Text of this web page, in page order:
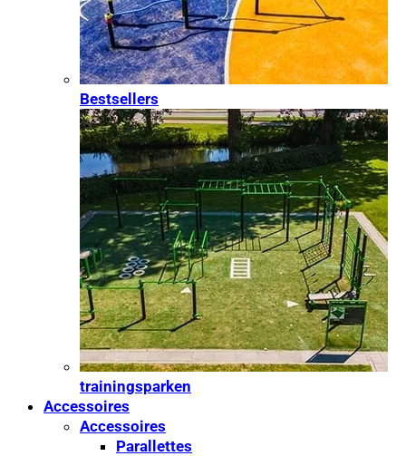
Bestsellers
trainingsparken
Accessoires
Accessoires
Parallettes